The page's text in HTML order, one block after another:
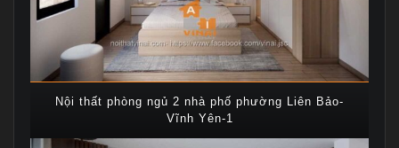
Nội thất phòng ngủ 2 nhà phố phường Liên Bảo-
Vĩnh Yên-1